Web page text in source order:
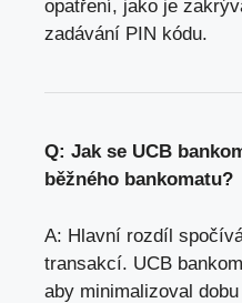
opatření, jako je
zadávání PIN kódu.
Q: Jak se UCB
běžného bankomatu?
A: Hlavní rozdíl
transakcí. UCB
aby minimalizoval